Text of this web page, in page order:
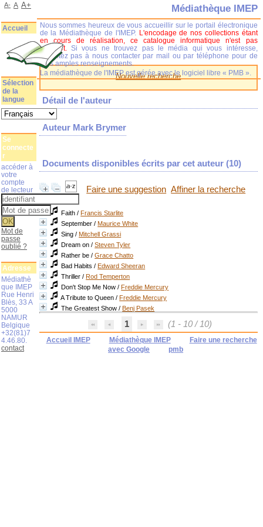
Nouvelle recherche
Détail de l'auteur
Auteur Mark Brymer
Documents disponibles écrits par cet auteur (10)
Faire une suggestion Affiner la recherche
Faith /Francis Starlite
September /Maurice White
Sing /Mitchell Grassi
Dream on /Steven Tyler
Rather be /Grace Chatto
Bad Habits /Edward Sheeran
Thriller /Rod Temperton
Don't Stop Me Now /Freddie Mercury
A Tribute to Queen /Freddie Mercury
The Greatest Show /Benj Pasek
1 (1 - 10 / 10)
Accueil IMEP Médiathèque IMEP
Faire une recherche
avec Google
pmb
Médiathèque IMEP
Nous sommes heureux de vous accueillir sur le portail électronique
de la Médiathèque de l'IMEP. L'encodage de nos collections étant
en cours de réalisation, ce catalogue informatique n'est pas
complet.
Si vous ne trouvez pas le média qui vous intéresse,
n'hésitez pas à nous contacter par mail ou par téléphone pour de
plus amples renseignements.
La médiathèque de l'IMEP est gérée avec le logiciel libre « PMB ».
A- A A+
Accueil
Sélection
de la
langue
Se
connecte
r
accéder à
votre
compte
de lecteur
Mot de
passe
oublié ?
Adresse
Médiathè
que IMEP
Rue Henri
Blès, 33 A
5000
NAMUR
Belgique
+32(81)7
4.46.80.
contact